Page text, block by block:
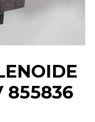
855836